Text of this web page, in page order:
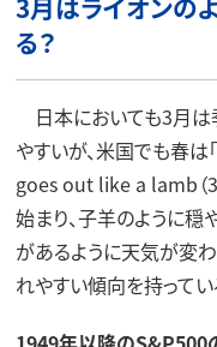
3月はライオンの
る？
日本においても3月は
やすいが、米国でも春
goes out like a lamb（
始まり、子羊のように穏
があるように天気が変
れやすい傾向を持ってい